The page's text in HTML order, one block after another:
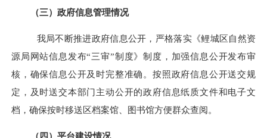
（三）政府信息管理情况
我局不断推进政府信息公开，严格落实《鲤城区自然资
源局网站信息发布“三审”制度》制度，加强信息公开发布审
核，确保信息公开及时完整准确。按照政府信息公开送交规
定，及时送交本部门主动公开的政府信息纸质文件和电子文
档，确保按时移送区档案馆、图书馆方便群众查阅。
（四）平台建设情况